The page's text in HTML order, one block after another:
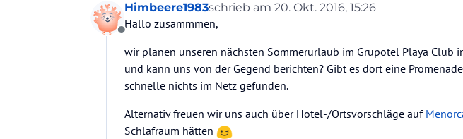
Offline
Himbeere1983schrieb am 20. Okt. 2016, 15:26
zuletzt editiert von
Hallo zusammmen,
wir planen unseren nächsten Sommerurlaub im Grupotel Playa Club
und kann uns von der Gegend berichten? Gibt es dort eine
schnelle nichts im Netz gefunden.
Alternativ freuen wir uns auch über Hotel-/Ortsvorschläge auf
Schlafraum hätten